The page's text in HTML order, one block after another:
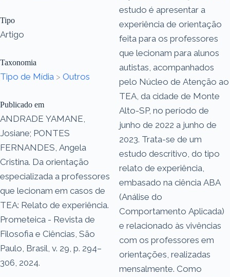
Tipo
Artigo
Taxonomia
Tipo de Mídia > Outros
Publicado em
ANDRADE YAMANE,
Josiane; PONTES
FERNANDES, Angela
Cristina. Da orientação
especializada a professores
que lecionam em casos de
TEA: Relato de experiência.
Prometeica - Revista de
Filosofia e Ciências, São
Paulo, Brasil, v. 29, p. 294–
306, 2024.
estudo é apresentar a
experiência de orientação
feita para os professores
que lecionam para alunos
autistas, acompanhados
pelo Núcleo de Atenção ao
TEA, da cidade de Monte
Alto-SP, no período de
junho de 2022 a junho de
2023. Trata-se de um
estudo descritivo, do tipo
relato de experiência,
embasado na ciência ABA
(Análise do
Comportamento Aplicada)
e relacionado às vivências
com os professores em
orientações, realizadas
mensalmente. Como